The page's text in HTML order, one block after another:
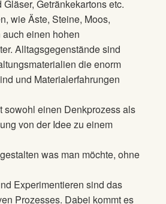
Getränkekartons etc.
wie Äste, Steine, Moos,
einen hohen
Alltagsgegenstände sind
die enorm
und Materialerfahrungen
sowohl einen Denkprozess als
von der Idee zu einem
was man möchte, ohne
Experimentieren sind das
Prozesses. Dabei kommt es